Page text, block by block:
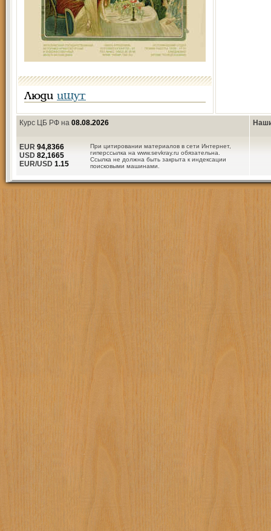
Люди ищут
Курс ЦБ РФ на 08.08.2026
При цитировании материалов в сети Интернет,
гиперссылка на www.sevkray.ru обязательна.
Ссылка не должна быть закрыта к индексации
поисковыми машинами.
EUR 94,8366
USD 82,1665
EUR/USD 1.15